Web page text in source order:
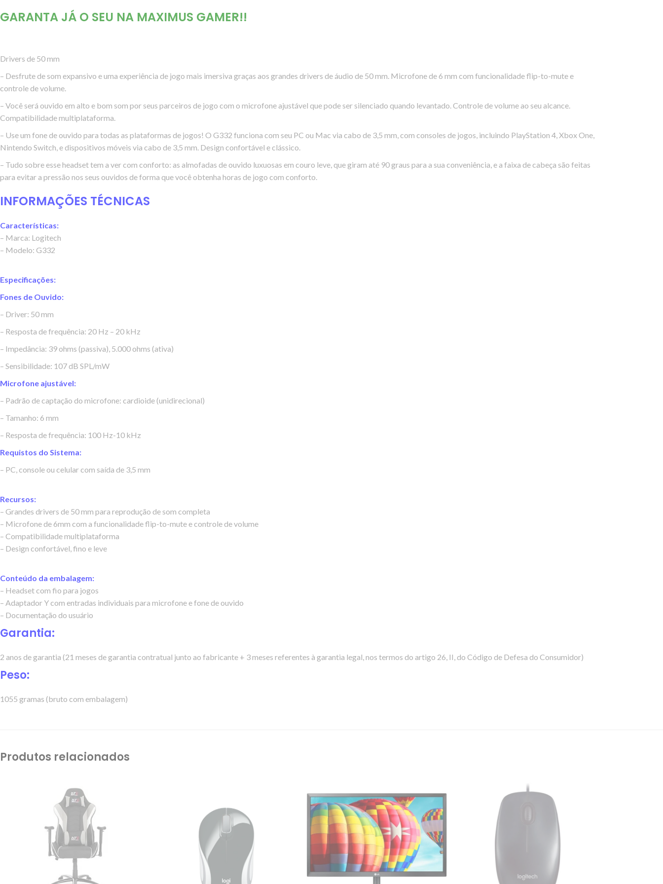
GARANTA JÁ O SEU NA MAXIMUS GAMER!!
Drivers de 50 mm
– Desfrute de som expansivo e uma experiência de jogo mais imersiva graças aos grandes drivers de áudio de 50 mm. Microfone de 6 mm com funcionalidade flip-to-mute e
controle de volume.
– Você será ouvido em alto e bom som por seus parceiros de jogo com o microfone ajustável que pode ser silenciado quando levantado. Controle de volume ao seu alcance.
Compatibilidade multiplataforma.
– Use um fone de ouvido para todas as plataformas de jogos! O G332 funciona com seu PC ou Mac via cabo de 3,5 mm, com consoles de jogos, incluindo PlayStation 4, Xbox One,
Nintendo Switch, e dispositivos móveis via cabo de 3,5 mm. Design confortável e clássico.
– Tudo sobre esse headset tem a ver com conforto: as almofadas de ouvido luxuosas em couro leve, que giram até 90 graus para a sua conveniência, e a faixa de cabeça são feitas
para evitar a pressão nos seus ouvidos de forma que você obtenha horas de jogo com conforto.
INFORMAÇÕES TÉCNICAS
Características:
– Marca: Logitech
– Modelo: G332
Especificações:
Fones de Ouvido:
– Driver: 50 mm
– Resposta de frequência: 20 Hz – 20 kHz
– Impedância: 39 ohms (passiva), 5.000 ohms (ativa)
– Sensibilidade: 107 dB SPL/mW
Microfone ajustável:
– Padrão de captação do microfone: cardioide (unidirecional)
– Tamanho: 6 mm
– Resposta de frequência: 100 Hz-10 kHz
Requistos do Sistema:
– PC, console ou celular com saída de 3,5 mm
Recursos:
– Grandes drivers de 50 mm para reprodução de som completa
– Microfone de 6mm com a funcionalidade flip-to-mute e controle de volume
– Compatibilidade multiplataforma
– Design confortável, fino e leve
Conteúdo da embalagem:
– Headset com fio para jogos
– Adaptador Y com entradas individuais para microfone e fone de ouvido
– Documentação do usuário
Garantia:
2 anos de garantia (21 meses de garantia contratual junto ao fabricante + 3 meses referentes à garantia legal, nos termos do artigo 26, II, do Código de Defesa do Consumidor)
Peso:
1055 gramas (bruto com embalagem)
Produtos relacionados